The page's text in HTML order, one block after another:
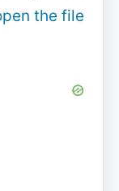
the file